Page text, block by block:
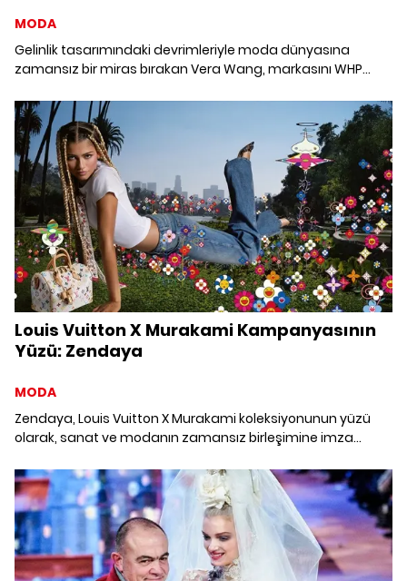
MODA
Gelinlik tasarımındaki devrimleriyle moda dünyasına
zamansız bir miras bırakan Vera Wang, markasını WHP
görevine devam edecek.
Louis Vuitton X Murakami Kampanyasının
Yüzü: Zendaya
MODA
Zendaya, Louis Vuitton X Murakami koleksiyonunun yüzü
olarak, sanat ve modanın zamansız birleşimine imza
gücüyle sürreal bir yolculuğa hazırlanıyor.